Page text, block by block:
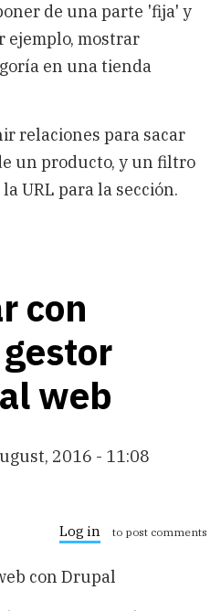
de una parte 'fija' y
ejemplo, mostrar
en una tienda
relaciones para sacar
un producto, y un filtro
URL para la sección.
con
web
2016 - 11:08
Log in to post comments